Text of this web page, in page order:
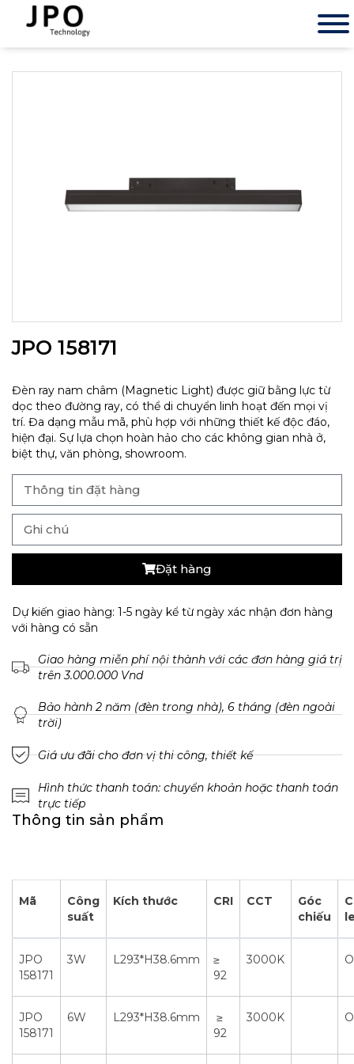
JPO 158171
Đèn ray nam châm (Magnetic Light) được giữ bằng lực từ
dọc theo đường ray, có thể di chuyển linh hoạt đến mọi vị
trí. Đa dạng mẫu mã, phù hợp với những thiết kế độc đáo,
hiện đại. Sự lựa chọn hoàn hảo cho các không gian nhà ở,
biệt thự, văn phòng, showroom.
Đặt hàng
Dự kiến giao hàng: 1-5 ngày kể từ ngày xác nhận đơn hàng
với hàng có sẵn
Giao hàng miễn phí nội thành với các đơn hàng giá trị
trên 3.000.000 Vnd
Bảo hành 2 năm (đèn trong nhà), 6 tháng (đèn ngoài
trời)
Giá ưu đãi cho đơn vị thi công, thiết kế
Hình thức thanh toán: chuyển khoản hoặc thanh toán
trực tiếp
Thông tin sản phẩm
Mã
Công
suất
Kích thước CRI CCT
Góc
chiếu
JPO
158171
3W L293*H38.6mm
≥
92
3000K
JPO
158171
6W L293*H38.6mm
≥
92
3000K